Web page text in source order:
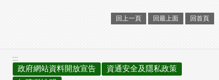
回上一頁 回最上面 回首頁
:::
政府網站資料開放宣告
資通安全及隱私政策